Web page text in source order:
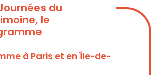
du
le
à Paris et en Île-de-